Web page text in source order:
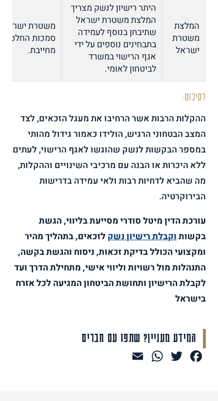
המלצת
משטרת
ישראל
היתר רישיון לנשק מצריך
המלצת משטרת ישראל
שתיבחן בנוסף לעמידה
בתבחינים נוספים על ידי
אגף הרישוי במשרד
לביטחון לאומי.
משטרת ישראל
סמכות החלטה
מחייבת.
לסיכום:
ההקלות הרבות אשר הרחיבו את מעגל הזכאים, לצד
המצב הבטחוני הרגיש, הולידו כאמור גידול מהותי
במספר הבקשות לנשק שהוגשו לאגף הרישוי, לעתים
ללא היכרות או הבנה עם מרכיבי השינויים וההקלות,
מה שהביא לדחיות רבות ולאי עמידה בדרישות
הבירוקרטיה.
עורכת הדין מיטל סודרי מסייעת בליווי, הגשת
בקשותוקבלת רישיון נשקלזכאים, בתהליך מהיר
ומקצועי הכולל בדיקת זכאות, ניסוח והגשת בקשה,
התנהלות מול רשויות וליווי אישי, מתחילת הדרך ועד
לקבלת הרישיון ותחושת הביטחון המגיעה לכל אזרח
בישראל
המידע מעניין? שתפו עם חברים
Facebook
Twitter
WhatsApp